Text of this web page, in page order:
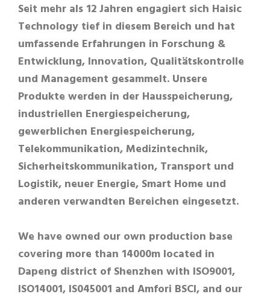
Seit mehr als 12 Jahren engagiert sich Haisic
Technology tief in diesem Bereich und hat
umfassende Erfahrungen in Forschung &
Entwicklung, Innovation, Qualitätskontrolle
und Management gesammelt. Unsere
Produkte werden in der Hausspeicherung,
industriellen Energiespeicherung,
gewerblichen Energiespeicherung,
Telekommunikation, Medizintechnik,
Sicherheitskommunikation, Transport und
Logistik, neuer Energie, Smart Home und
anderen verwandten Bereichen eingesetzt.
We have owned our own production base
covering more than 14000m located in
Dapeng district of Shenzhen with ISO9001,
ISO14001, IS045001 and Amfori BSCI, and our